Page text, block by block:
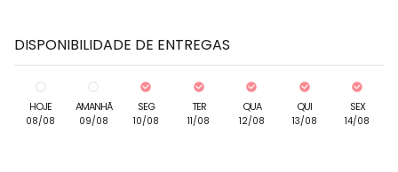
DISPONIBILIDADE DE ENTREGAS
HOJE
08/08
AMANHÃ
09/08
SEG
10/08
TER
11/08
QUA
12/08
QUI
13/08
SEX
14/08